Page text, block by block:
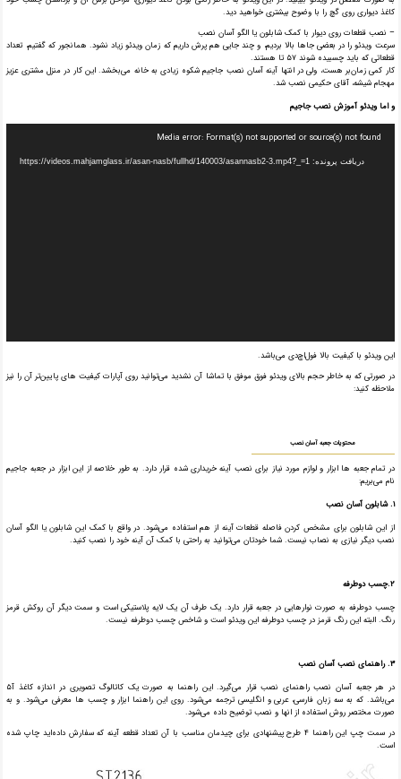
کاغذ دیواری روی گچ را با وضوح بیشتری خواهید دید.
– نصب قطعات روی دیوار با کمک شابلون یا الگو آسان نصب
سرعت ویدئو را در بعضی جاها بالا بردیم، و چند جایی هم پرش داریم که زمان ویدئو زیاد نشود. همانجور که گفتیم، تعداد
قطعاتی که باید چسبیده شوند ۵۷ تا هستند.
کار کمی زمان‌بر هست، ولی در انتها آینه آسان نصب جاجیم شکوه زیادی به خانه می‌بخشد. این کار در منزل مشتری عزیز
مهجام شیشه، آقای حکیمی نصب شد.
و اما ویدئو آموزش نصب جاجیم
ویدیوMedia error: Format(s) not supported or source(s) not found
دریافت پرونده: https://videos.mahjamglass.ir/asan-nasb/fullhd/140003/asannasb2-3.mp4?_=1
این ویدئو با کیفیت بالا فول‌اچ‌دی می‌باشد.
در صورتی که به خاطر حجم بالای ویدئو فوق موفق با تماشا آن نشدید می‌توانید روی آپارات کیفیت های پایین‌تر آن را نیز
ملاحظه کنید:
محتویات جعبه آسان نصب
در تمام جعبه ها ابزار و لوازم مورد نیاز برای نصب آینه خریداری شده قرار دارد. به طور خلاصه از این ابزار در جعبه جاجیم
نام می‌بریم:
۱. شابلون آسان نصب
از این شابلون برای مشخص کردن فاصله قطعات آینه از هم استفاده می‌شود. در واقع با کمک این شابلون یا الگو آسان
نصب دیگر نیازی به نصاب نیست. شما خودتان می‌توانید به راحتی با کمک آن آینه خود را نصب کنید.
۲.چسب دو‌طرفه
چسب دو‌طرفه به صورت نوارهایی در جعبه قرار دارد. یک طرف آن یک لایه پلاستیکی است و سمت دیگر آن روکش قرمز
رنگ. البته این رنگ قرمز در چسب دو‌طرفه این ویدئو است و شاخص چسب دو‌طرفه نیست.
۳. راهنمای نصب آسان نصب
در هر جعبه آسان نصب راهنمای نصب قرار می‌گیرد. این راهنما به صورت یک کاتالوگ تصویری در اندازه کاغذ آ۵
می‌باشد. که به سه زبان فارسی، عربی و انگلیسی ترجمه می‌شود. روی این راهنما ابزار و چسب ها معرفی می‌شود. و به
صورت مختصر روش استفاده از انها و نصب توضیح داده می‌شود.
در سمت چپ این راهنما ۴ طرح پیشنهادی برای چیدمان مناسب با آن تعداد قطعه آینه که سفارش داده‌اید چاپ شده
است.